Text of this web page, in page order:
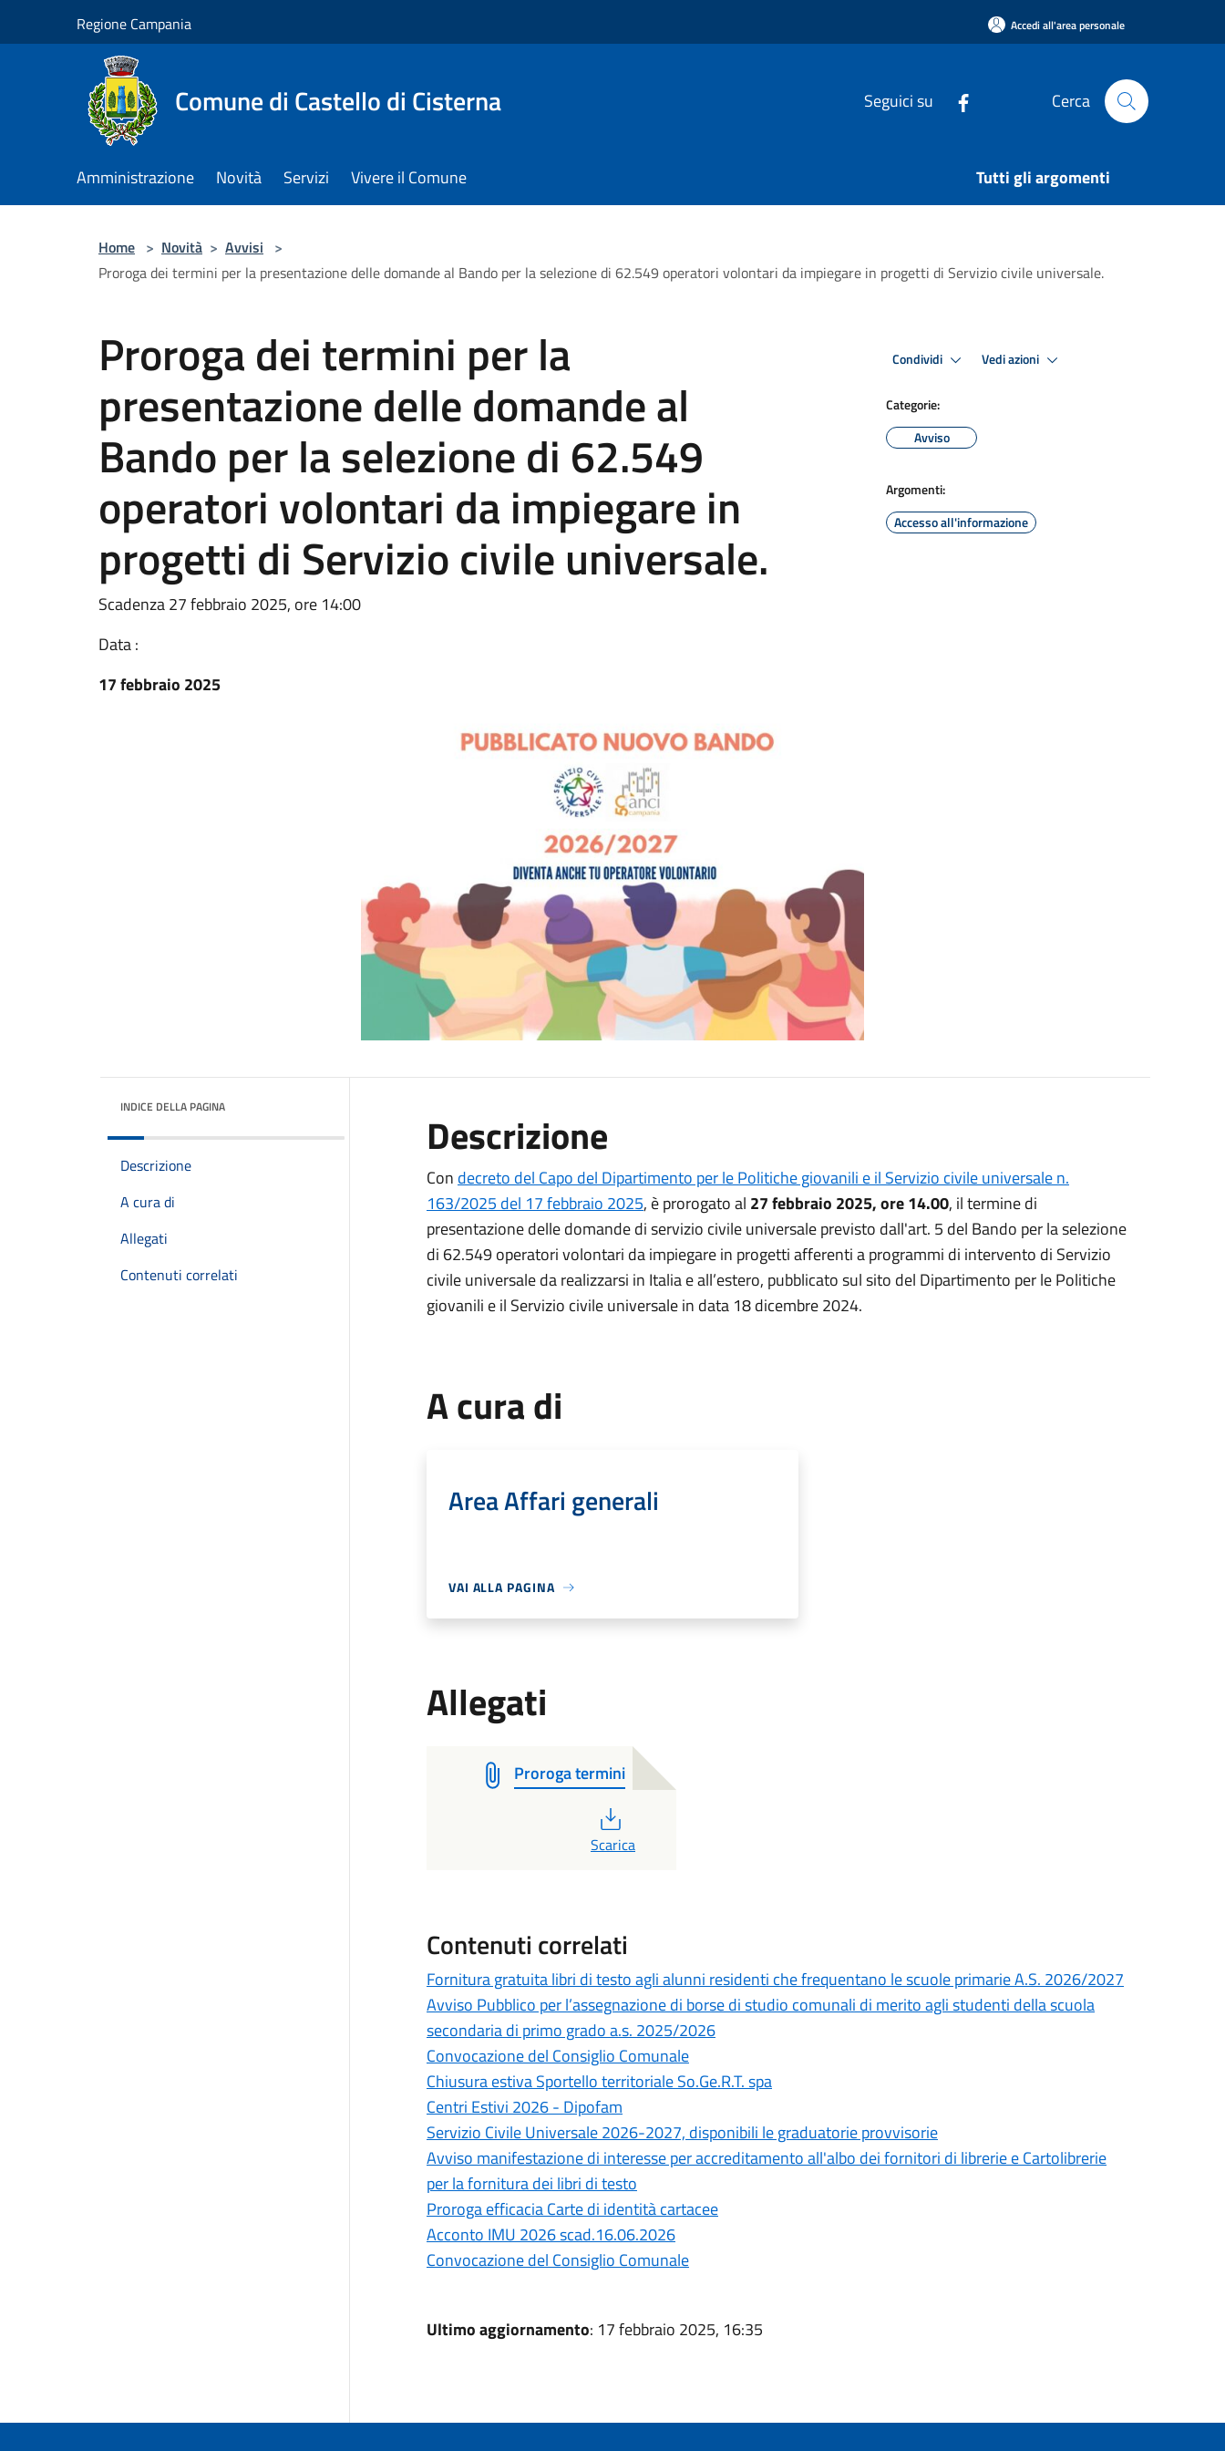
Regione Campania Accedi all'area personale
Comune di Castello di Cisterna Seguici su Cerca
Amministrazione Novità Servizi Vivere il Comune Tutti gli argomenti
Home > Novità > Avvisi >
Proroga dei termini per la presentazione delle domande al Bando per la selezione di 62.549 operatori volontari da impiegare in progetti di Servizio civile universale.
Proroga dei termini per la
presentazione delle domande al
Bando per la selezione di 62.549
operatori volontari da impiegare in
progetti di Servizio civile universale.
Scadenza 27 febbraio 2025, ore 14:00
Data :
17 febbraio 2025
Condividi Vedi azioni
Categorie:
Avviso
Argomenti:
Accesso all'informazione
INDICE DELLA PAGINA
Descrizione
A cura di
Allegati
Contenuti correlati
Descrizione
Con decreto del Capo del Dipartimento per le Politiche giovanili e il Servizio civile universale n.
163/2025 del 17 febbraio 2025, è prorogato al 27 febbraio 2025, ore 14.00, il termine di
presentazione delle domande di servizio civile universale previsto dall'art. 5 del Bando per la selezione
di 62.549 operatori volontari da impiegare in progetti afferenti a programmi di intervento di Servizio
civile universale da realizzarsi in Italia e all’estero, pubblicato sul sito del Dipartimento per le Politiche
giovanili e il Servizio civile universale in data 18 dicembre 2024.
A cura di
Area Affari generali
VAI ALLA PAGINA
Allegati
Proroga termini
Scarica
Contenuti correlati
Fornitura gratuita libri di testo agli alunni residenti che frequentano le scuole primarie A.S. 2026/2027
Avviso Pubblico per l’assegnazione di borse di studio comunali di merito agli studenti della scuola
secondaria di primo grado a.s. 2025/2026
Convocazione del Consiglio Comunale
Chiusura estiva Sportello territoriale So.Ge.R.T. spa
Centri Estivi 2026 - Dipofam
Servizio Civile Universale 2026-2027, disponibili le graduatorie provvisorie
Avviso manifestazione di interesse per accreditamento all'albo dei fornitori di librerie e Cartolibrerie
per la fornitura dei libri di testo
Proroga efficacia Carte di identità cartacee
Acconto IMU 2026 scad.16.06.2026
Convocazione del Consiglio Comunale
Ultimo aggiornamento: 17 febbraio 2025, 16:35